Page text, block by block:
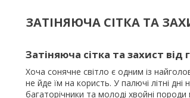
ЗАТІНЯЮЧА СІТКА ТА
Затіняюча сітка та захист
Хоча сонячне світло є одним із
не йде їм на користь. У палючі літні
багаторічники та молоді хвойні